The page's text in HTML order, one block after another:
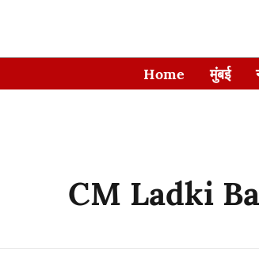
Home मुंबई
CM Ladki